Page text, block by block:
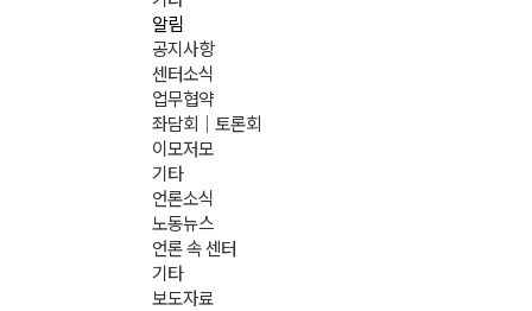
알림
공지사항
센터소식
업무협약
좌담회｜토론회
이모저모
기타
언론소식
노동뉴스
언론 속 센터
기타
보도자료